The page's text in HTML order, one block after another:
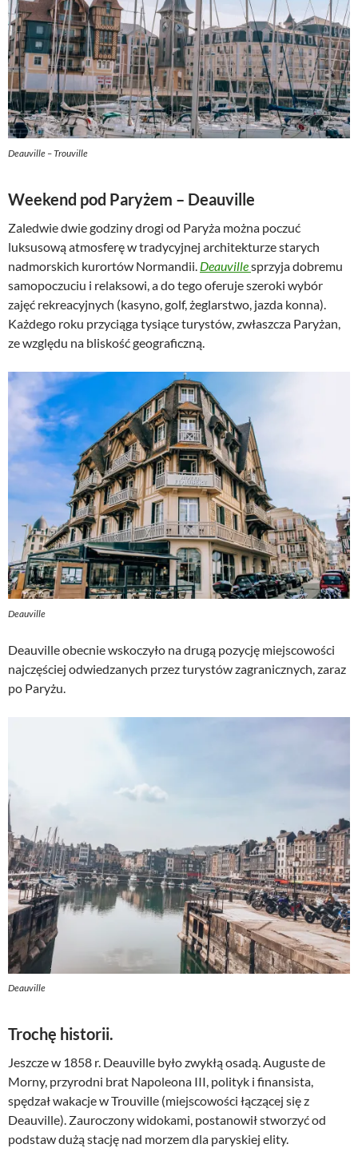
Deauville – Trouville
Weekend pod Paryżem – Deauville
Zaledwie dwie godziny drogi od Paryża można poczuć
luksusową atmosferę w tradycyjnej architekturze starych
nadmorskich kurortów Normandii. Deauvillesprzyja dobremu
samopoczuciu i relaksowi, a do tego oferuje szeroki wybór
zajęć rekreacyjnych (kasyno, golf, żeglarstwo, jazda konna).
Każdego roku przyciąga tysiące turystów, zwłaszcza Paryżan,
ze względu na bliskość geograficzną.
Deauville
Deauville obecnie wskoczyło na drugą pozycję miejscowości
najczęściej odwiedzanych przez turystów zagranicznych, zaraz
po Paryżu.
Deauville
Trochę historii.
Jeszcze w 1858 r. Deauville było zwykłą osadą. Auguste de
Morny, przyrodni brat Napoleona III, polityk i finansista,
spędzał wakacje w Trouville (miejscowości łączącej się z
Deauville). Zauroczony widokami, postanowił stworzyć od
podstaw dużą stację nad morzem dla paryskiej elity.